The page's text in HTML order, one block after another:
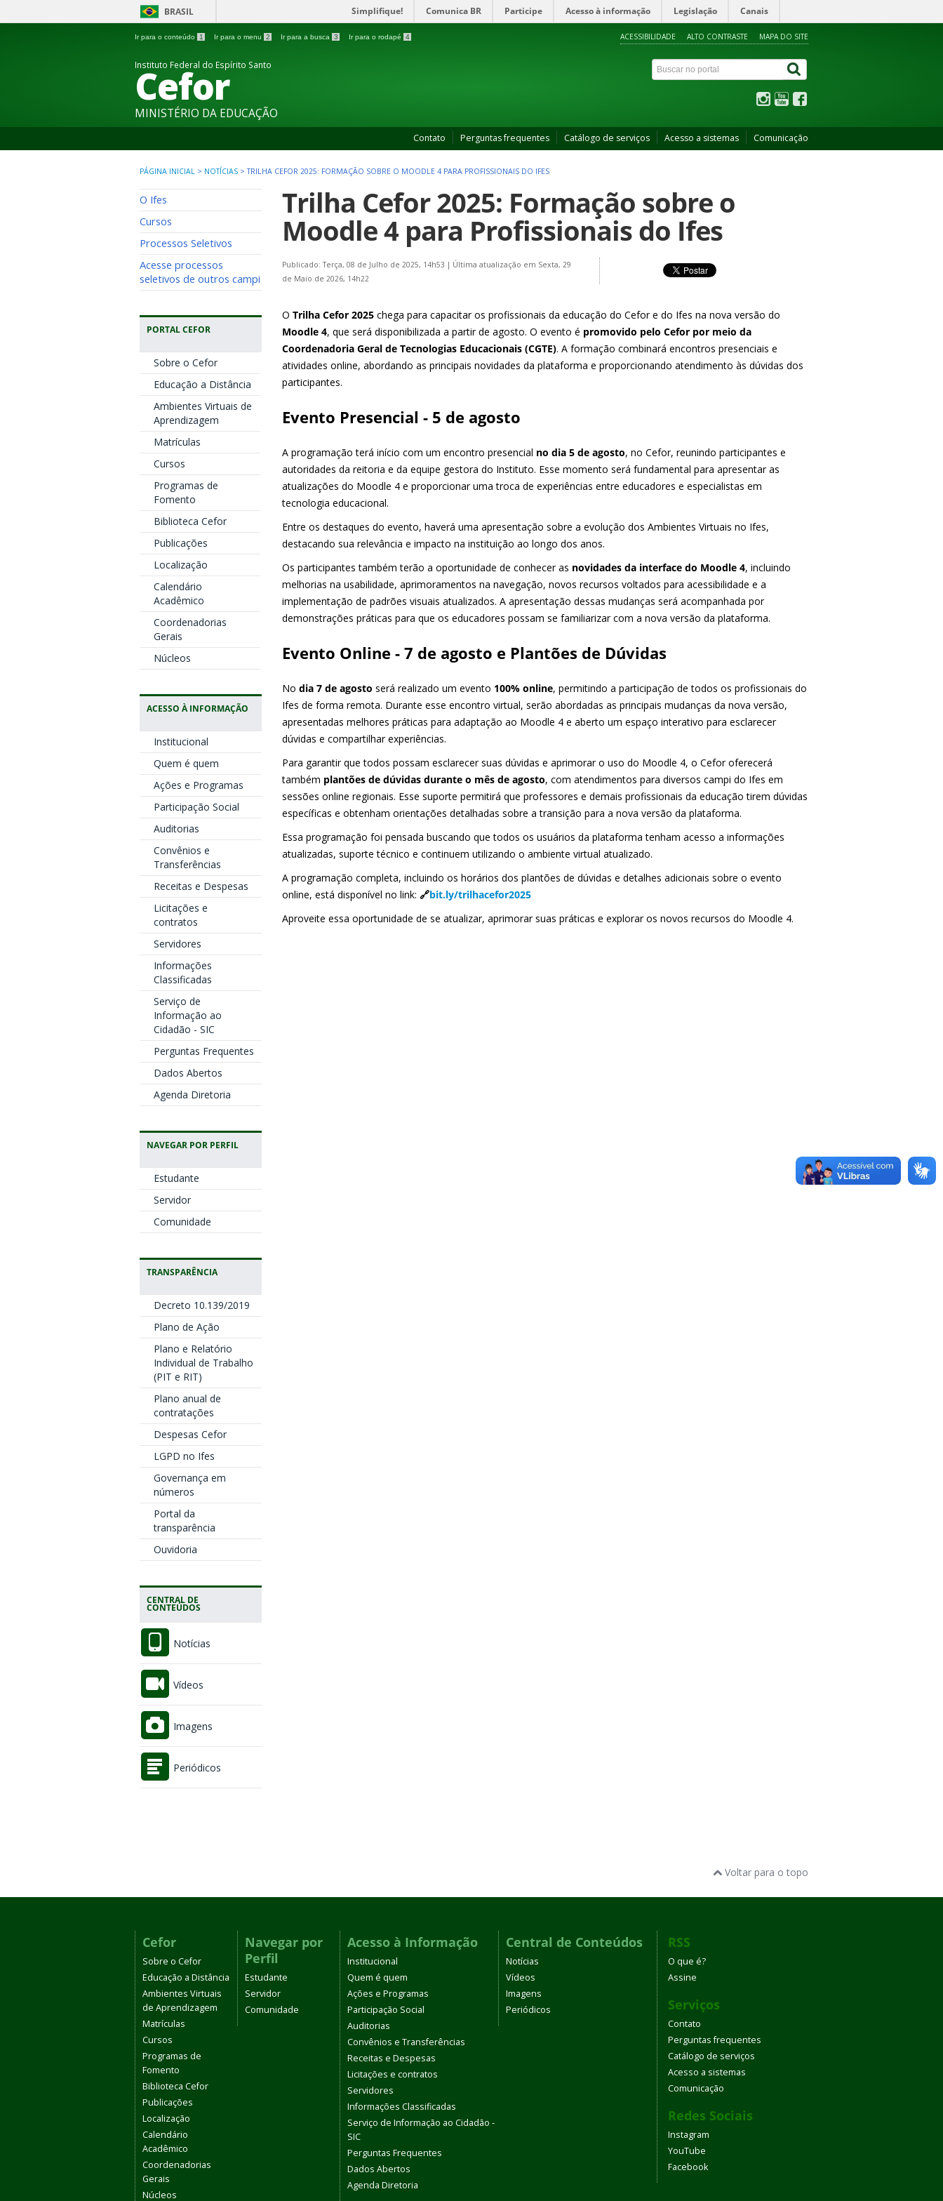
BRASIL Simplifique! Comunica BR Participe Acesso à informação Legislação Canais
Ir para o conteúdo 1 Ir para o menu 2 Ir para a busca 3 Ir para o rodapé 4 ACESSIBILIDADE ALTO CONTRASTE MAPA DO SITE
Instituto Federal do Espírito Santo
Cefor
MINISTÉRIO DA EDUCAÇÃO
Contato Perguntas frequentes Catálogo de serviços Acesso a sistemas Comunicação
PÁGINA INICIAL > NOTÍCIAS >TRILHA CEFOR 2025: FORMAÇÃO SOBRE O MOODLE 4 PARA PROFISSIONAIS DO IFES
O Ifes
Cursos
Processos Seletivos
Acesse processos
seletivos de outros campi
PORTAL CEFOR
Sobre o Cefor
Educação a Distância
Ambientes Virtuais de
Aprendizagem
Matrículas
Cursos
Programas de
Fomento
Biblioteca Cefor
Publicações
Localização
Calendário
Acadêmico
Coordenadorias
Gerais
Núcleos
ACESSO À INFORMAÇÃO
Institucional
Quem é quem
Ações e Programas
Participação Social
Auditorias
Convênios e
Transferências
Receitas e Despesas
Licitações e
contratos
Servidores
Informações
Classificadas
Serviço de
Informação ao
Cidadão - SIC
Perguntas Frequentes
Dados Abertos
Agenda Diretoria
NAVEGAR POR PERFIL
Estudante
Servidor
Comunidade
TRANSPARÊNCIA
Decreto 10.139/2019
Plano de Ação
Plano e Relatório
Individual de Trabalho
(PIT e RIT)
Plano anual de
contratações
Despesas Cefor
LGPD no Ifes
Governança em
números
Portal da
transparência
Ouvidoria
CENTRAL DE
CONTEÚDOS
Notícias
Vídeos
Imagens
Periódicos
Trilha Cefor 2025: Formação sobre o
Moodle 4 para Profissionais do Ifes
Publicado: Terça, 08 de Julho de 2025, 14h53 | Última atualização em Sexta, 29
de Maio de 2026, 14h22
O Trilha Cefor 2025 chega para capacitar os profissionais da educação do Cefor e do Ifes na nova versão do
Moodle 4, que será disponibilizada a partir de agosto. O evento é promovido pelo Cefor por meio da
Coordenadoria Geral de Tecnologias Educacionais (CGTE). A formação combinará encontros presenciais e
atividades online, abordando as principais novidades da plataforma e proporcionando atendimento às dúvidas dos
participantes.
Evento Presencial - 5 de agosto
A programação terá início com um encontro presencial no dia 5 de agosto, no Cefor, reunindo participantes e
autoridades da reitoria e da equipe gestora do Instituto. Esse momento será fundamental para apresentar as
atualizações do Moodle 4 e proporcionar uma troca de experiências entre educadores e especialistas em
tecnologia educacional.
Entre os destaques do evento, haverá uma apresentação sobre a evolução dos Ambientes Virtuais no Ifes,
destacando sua relevância e impacto na instituição ao longo dos anos.
Os participantes também terão a oportunidade de conhecer as novidades da interface do Moodle 4, incluindo
melhorias na usabilidade, aprimoramentos na navegação, novos recursos voltados para acessibilidade e a
implementação de padrões visuais atualizados. A apresentação dessas mudanças será acompanhada por
demonstrações práticas para que os educadores possam se familiarizar com a nova versão da plataforma.
Evento Online - 7 de agosto e Plantões de Dúvidas
No dia 7 de agosto será realizado um evento 100% online, permitindo a participação de todos os profissionais do
Ifes de forma remota. Durante esse encontro virtual, serão abordadas as principais mudanças da nova versão,
apresentadas melhores práticas para adaptação ao Moodle 4 e aberto um espaço interativo para esclarecer
dúvidas e compartilhar experiências.
Para garantir que todos possam esclarecer suas dúvidas e aprimorar o uso do Moodle 4, o Cefor oferecerá
também plantões de dúvidas durante o mês de agosto, com atendimentos para diversos campi do Ifes em
sessões online regionais. Esse suporte permitirá que professores e demais profissionais da educação tirem dúvidas
específicas e obtenham orientações detalhadas sobre a transição para a nova versão da plataforma.
Essa programação foi pensada buscando que todos os usuários da plataforma tenham acesso a informações
atualizadas, suporte técnico e continuem utilizando o ambiente virtual atualizado.
A programação completa, incluindo os horários dos plantões de dúvidas e detalhes adicionais sobre o evento
online, está disponível no link: 🔗bit.ly/trilhacefor2025
Aproveite essa oportunidade de se atualizar, aprimorar suas práticas e explorar os novos recursos do Moodle 4.
Voltar para o topo
Cefor
Sobre o Cefor
Educação a Distância
Ambientes Virtuais
de Aprendizagem
Matrículas
Cursos
Programas de
Fomento
Biblioteca Cefor
Publicações
Localização
Calendário
Acadêmico
Coordenadorias
Gerais
Núcleos
Navegar por
Perfil
Estudante
Servidor
Comunidade
Acesso à Informação
Institucional
Quem é quem
Ações e Programas
Participação Social
Auditorias
Convênios e Transferências
Receitas e Despesas
Licitações e contratos
Servidores
Informações Classificadas
Serviço de Informação ao Cidadão -
SIC
Perguntas Frequentes
Dados Abertos
Agenda Diretoria
Central de Conteúdos
Notícias
Vídeos
Imagens
Periódicos
RSS
O que é?
Assine
Serviços
Contato
Perguntas frequentes
Catálogo de serviços
Acesso a sistemas
Comunicação
Redes Sociais
Instagram
YouTube
Facebook